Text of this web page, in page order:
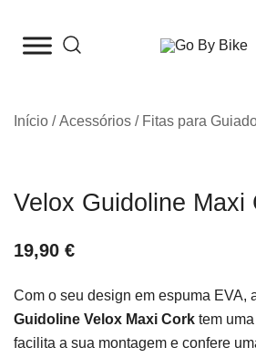
para
Início /Acessórios / Fitas para
Velox Guidoline Maxi
19,90 €
Com o seu design em espuma EVA,
Guidoline Velox Maxi Cork tem
facilita a sua montagem e confere